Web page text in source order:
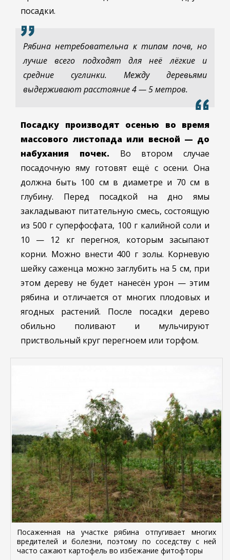
посадки.
Рябина нетребовательна к типам почв, но
лучше всего подходят для неё лёгкие и
средние суглинки. Между деревьями
выдерживают расстояние 4 — 5 метров.
Посадку производят осенью во время
массового листопада или весной — до
набухания почек. Во втором случае
посадочную яму готовят ещё с осени. Она
должна быть 100 см в диаметре и 70 см в
глубину. Перед посадкой на дно ямы
закладывают питательную смесь, состоящую
из 500 г суперфосфата, 100 г калийной соли и
10 — 12 кг перегноя, которым засыпают
корни. Можно внести 400 г золы. Корневую
шейку саженца можно заглубить на 5 см, при
этом дереву не будет нанесён урон — этим
рябина и отличается от многих плодовых и
ягодных растений. После посадки дерево
обильно поливают и мульчируют
приствольный круг перегноем или торфом.
Посаженная на участке рябина отпугивает многих
вредителей и болезни, поэтому по соседству с ней
часто сажают картофель во избежание фитофторы